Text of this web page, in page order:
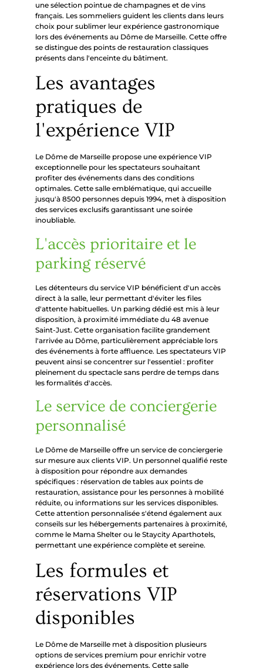
une sélection pointue de champagnes et de vins
français. Les sommeliers guident les clients dans leurs
choix pour sublimer leur expérience gastronomique
lors des événements au Dôme de Marseille. Cette offre
se distingue des points de restauration classiques
présents dans l'enceinte du bâtiment.
Les avantages
pratiques de
l'expérience VIP
Le Dôme de Marseille propose une expérience VIP
exceptionnelle pour les spectateurs souhaitant
profiter des événements dans des conditions
optimales. Cette salle emblématique, qui accueille
jusqu'à 8500 personnes depuis 1994, met à disposition
des services exclusifs garantissant une soirée
inoubliable.
L'accès prioritaire et le
parking réservé
Les détenteurs du service VIP bénéficient d'un accès
direct à la salle, leur permettant d'éviter les files
d'attente habituelles. Un parking dédié est mis à leur
disposition, à proximité immédiate du 48 avenue
Saint-Just. Cette organisation facilite grandement
l'arrivée au Dôme, particulièrement appréciable lors
des événements à forte affluence. Les spectateurs VIP
peuvent ainsi se concentrer sur l'essentiel : profiter
pleinement du spectacle sans perdre de temps dans
les formalités d'accès.
Le service de conciergerie
personnalisé
Le Dôme de Marseille offre un service de conciergerie
sur mesure aux clients VIP. Un personnel qualifié reste
à disposition pour répondre aux demandes
spécifiques : réservation de tables aux points de
restauration, assistance pour les personnes à mobilité
réduite, ou informations sur les services disponibles.
Cette attention personnalisée s'étend également aux
conseils sur les hébergements partenaires à proximité,
comme le Mama Shelter ou le Staycity Aparthotels,
permettant une expérience complète et sereine.
Les formules et
réservations VIP
disponibles
Le Dôme de Marseille met à disposition plusieurs
options de services premium pour enrichir votre
expérience lors des événements. Cette salle